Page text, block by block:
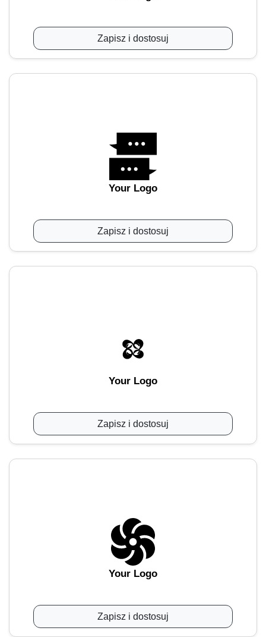
Zapisz i dostosuj
Your Logo
Zapisz i dostosuj
Your Logo
Zapisz i dostosuj
Your Logo
Zapisz i dostosuj